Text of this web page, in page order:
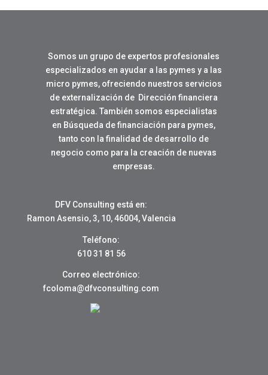
Somos un grupo de expertos profesionales
especializados en ayudar a las pymes y a las
micro pymes, ofreciendo nuestros servicios
de externalización de Dirección financiera
estratégica. También somos especialistas
en Búsqueda de financiación para pymes,
tanto con la finalidad de desarrollo de
negocio como para la creación de nuevas
empresas.
DFV Consulting está en:
Ramon Asensio, 3, 10, 46004, Valencia
Teléfono:
610 31 81 56
Correo electrónico:
fcoloma@dfvconsulting.com